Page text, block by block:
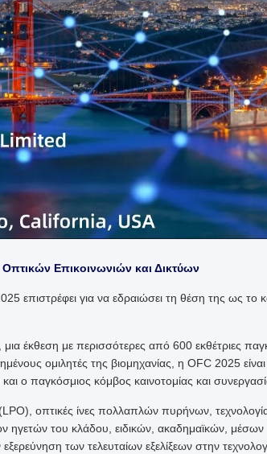
Επικοινωνιών και Δικτύων
επιστρέφει για να εδραιώσει τη θέση της ως το
έκθεση με περισσότερες από 600 εκθέτριες
ομιλητές της βιομηχανίας, η OFC 2025
ο παγκόσμιος κόμβος καινοτομίας και
οπτικές ίνες πολλαπλών πυρήνων,
ηγετών του κλάδου, ειδικών, ακαδημαϊκών, μέσων
των τελευταίων εξελίξεων στην